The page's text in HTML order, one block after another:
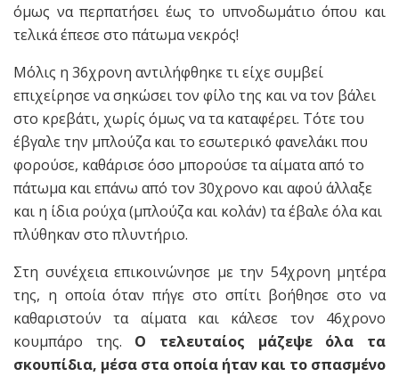
όμως να περπατήσει έως το υπνοδωμάτιο όπου και
τελικά έπεσε στο πάτωμα νεκρός!
Μόλις η 36χρονη αντιλήφθηκε τι είχε συμβεί
επιχείρησε να σηκώσει τον φίλο της και να τον βάλει
στο κρεβάτι, χωρίς όμως να τα καταφέρει. Τότε του
έβγαλε την μπλούζα και το εσωτερικό φανελάκι που
φορούσε, καθάρισε όσο μπορούσε τα αίματα από το
πάτωμα και επάνω από τον 30χρονο και αφού άλλαξε
και η ίδια ρούχα (μπλούζα και κολάν) τα έβαλε όλα και
πλύθηκαν στο πλυντήριο.
Στη συνέχεια επικοινώνησε με την 54χρονη μητέρα
της, η οποία όταν πήγε στο σπίτι βοήθησε στο να
καθαριστούν τα αίματα και κάλεσε τον 46χρονο
κουμπάρο της. Ο τελευταίος μάζεψε όλα τα
σκουπίδια, μέσα στα οποία ήταν και το σπασμένο